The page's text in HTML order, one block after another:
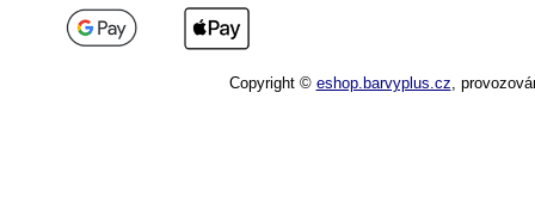
Copyright © eshop.barvyplus.cz,